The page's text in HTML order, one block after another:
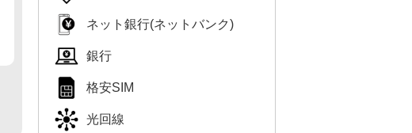
ネット銀行(ネットバンク)
銀行
格安SIM
光回線